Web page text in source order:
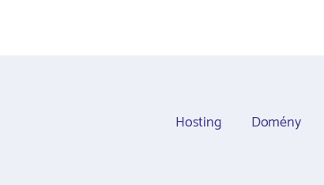
Hosting Domény